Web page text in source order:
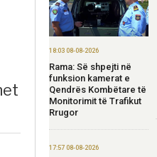
18:03 08-08-2026
Rama: Së shpejti në
funksion kamerat e
Qendrës Kombëtare të
Monitorimit të Trafikut
Rrugor
17:57 08-08-2026